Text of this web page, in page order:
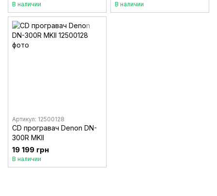
В наличии В наличии
Артикул: 12500128
CD програвач Denon DN-
300R MKII
19 199 грн
В наличии